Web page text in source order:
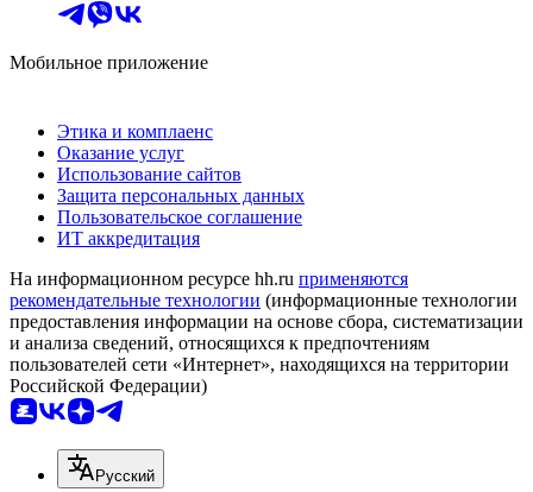
Мобильное приложение
Этика и комплаенс
Оказание услуг
Использование сайтов
Защита персональных данных
Пользовательское соглашение
ИТ аккредитация
На информационном ресурсе hh.ru применяются
рекомендательные технологии (информационные технологии
предоставления информации на основе сбора, систематизации
и анализа сведений, относящихся к предпочтениям
пользователей сети «Интернет», находящихся на территории
Российской Федерации)
Русский